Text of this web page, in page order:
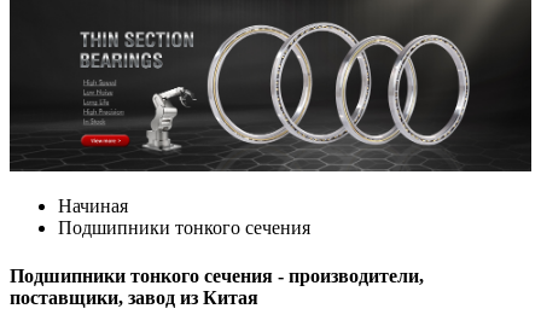
Начиная
Подшипники тонкого сечения
Подшипники тонкого сечения - производители,
поставщики, завод из Китая